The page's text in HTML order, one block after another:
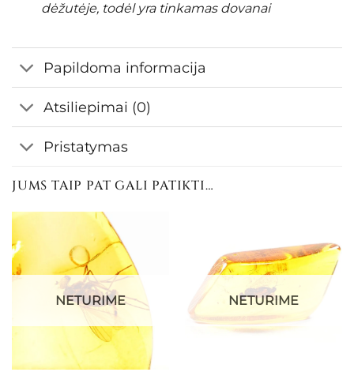
dėžutėje, todėl yra tinkamas dovanai
Papildoma informacija
Atsiliepimai (0)
Pristatymas
JUMS TAIP PAT GALI PATIKTI…
NETURIME NETURIME